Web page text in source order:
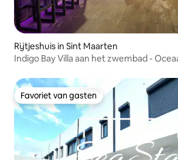
Rijtjeshuis in Sint Maarten
Indigo Bay Villa aan het zwembad -
Favoriet van gasten
Favoriet van gasten